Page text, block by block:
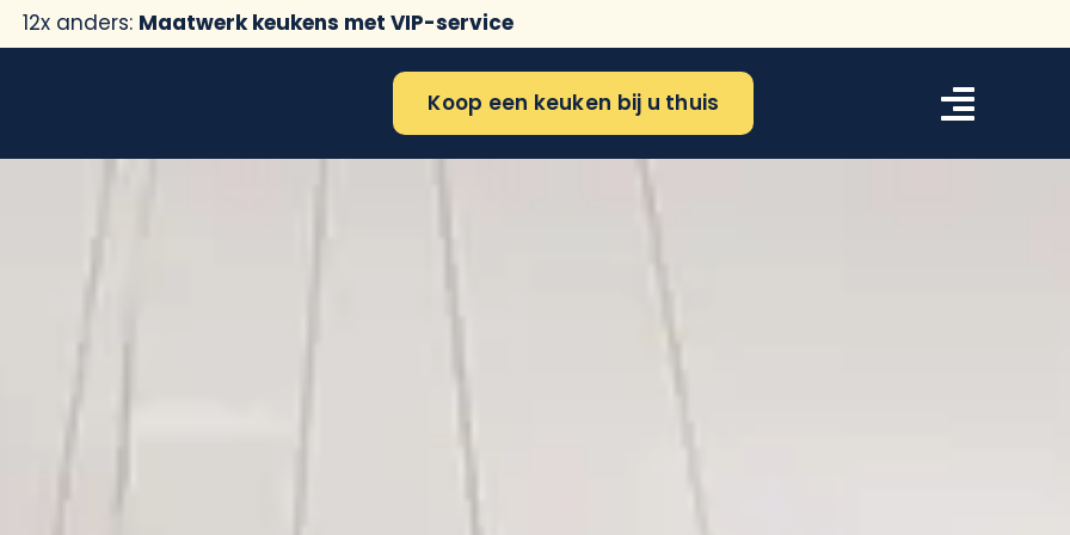
12x anders: Maatwerk keukens met VIP-service
Koop een keuken bij u thuis